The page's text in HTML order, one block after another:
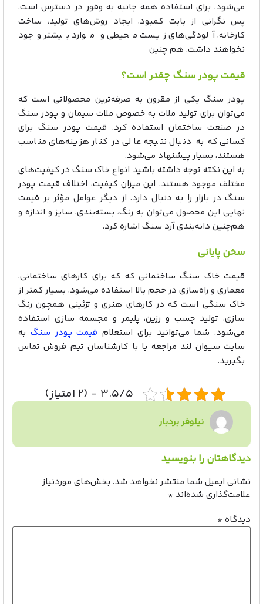
می‌شود، برای استفاده همه جانبه به وفور در دسترس است.
پس نگرانی از بابت کمبود، ایجاد روش‌های تولید، ساخت
کارخانه، آلودگی‌های زیست محیطی و موارد بیشتر وجود
نخواهند داشت. هم چنین
قیمت پودر سنگ چقدر است؟
پودر سنگ یکی از مقرون به صرفه‌ترین محصولاتی است که
می‌توان برای تولید ملات به خصوص ملات سیمان و پودر سنگ
در صنعت ساختمان استفاده کرد. قیمت پودر سنگ برای
کسانی که به دنبال نتیجه عالی در کنار هزینه‌های مناسب
هستند، بسیار پیشنهاد می‌شود.
به این نکته توجه داشته باشید انواع خاک سنگ در کیفیت‌های
مختلف موجود هستند. این میزان کیفیت، اختلاف قیمت پودر
سنگ در بازار را به دنبال دارد. از دیگر عوامل مؤثر بر قیمت
نهایی این محصول می‌توان به رنگ، بسته‌بندی، سایز و اندازه و
هم‌چنین دانه‌بندی آرد سنگ اشاره کرد.
سخن پایانی
قیمت خاک سنگ ساختمانی که که برای کارهای ساختمانی،
معماری و راه‌سازی در حجم بالا استفاده می‌شود، بسیار کمتر از
خاک سنگی است که در کارهای هنری و تزئینی همچون رنگ
سازی، تولید چسب و رزین، پلیمر و مجسمه سازی استفاده
می‌شود. شما می‌توانید برای استعلام قیمت پودر سنگ به
سایت سیوان لند مراجعه یا با کارشناسان تیم فروش تماس
بگیرید.
۳.۵/۵ - (۲ امتیاز)
نیلوفر بردبار
دیدگاهتان را بنویسید
نشانی ایمیل شما منتشر نخواهد شد. بخش‌های موردنیاز
علامت‌گذاری شده‌اند *
دیدگاه *